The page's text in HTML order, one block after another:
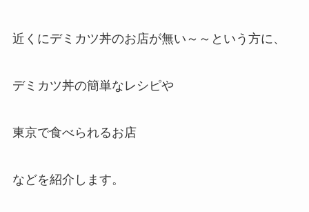
近くにデミカツ丼のお店が無い～～という方に、
デミカツ丼の簡単なレシピや
東京で食べられるお店
などを紹介します。